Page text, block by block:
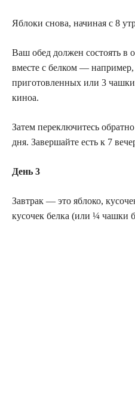
Яблоки снова, начиная с 8
Ваш обед должен состоять в
вместе с белком — например,
приготовленных или 3
киноа.
Затем переключитесь
дня. Завершайте есть к 7
День 3
Завтрак — это яблоко,
кусочек белка (или ¼ чашки